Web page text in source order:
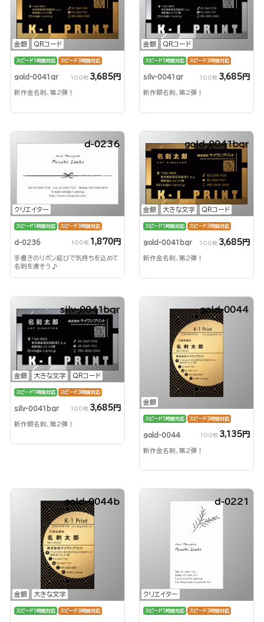
金銀 QRコード
スピード1時間対応 スピード3時間対応
gold-0041qr 100枚 3,685円
新作金名刺、第2弾！
金銀 QRコード
スピード1時間対応 スピード3時間対応
silv-0041qr 100枚 3,685円
新作銀名刺、第2弾！
クリエイター
d-0236
スピード1時間対応 スピード3時間対応
d-0236 100枚 1,870円
手書きのリボン結びで気持ちを込めて
名刺を渡そう♪
金銀 大きな文字 QRコード
gold-0041bqr
スピード1時間対応 スピード3時間対応
gold-0041bqr 100枚 3,685円
新作金名刺、第2弾！
金銀 大きな文字 QRコード
silv-0041bqr
スピード1時間対応 スピード3時間対応
silv-0041bqr 100枚 3,685円
新作銀名刺、第2弾！
金銀
gold-0044
スピード1時間対応 スピード3時間対応
gold-0044 100枚 3,135円
新作金名刺、第2弾！
金銀 大きな文字
gold-0044b
スピード1時間対応 スピード3時間対応
クリエイター
d-0221
スピード1時間対応 スピード3時間対応